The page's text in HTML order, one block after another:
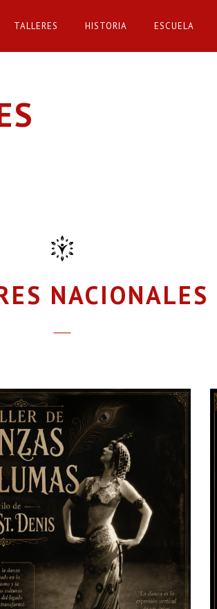
TALLERES HISTORIA ESCUELA
NACIONALES
KARINA DE LA ROSA – MAESTRA Y BAILARINA